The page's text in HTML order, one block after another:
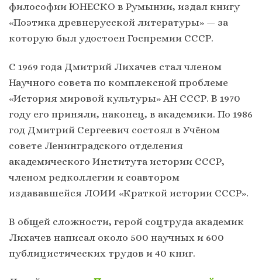
философии ЮНЕСКО в Румынии, издал книгу
«Поэтика древнерусской литературы» — за
которую был удостоен Госпремии СССР.
С 1969 года Дмитрий Лихачев стал членом
Научного совета по комплексной проблеме
«История мировой культуры» АН СССР. В 1970
году его приняли, наконец, в академики. По 1986
год Дмитрий Сергеевич состоял в Учёном
совете Ленинградского отделения
академического Института истории СССР,
членом редколлегии и соавтором
издававшейся ЛОИИ «Краткой истории СССР».
В общей сложности, герой соцтруда академик
Лихачев написал около 500 научных и 600
публицистических трудов и 40 книг.